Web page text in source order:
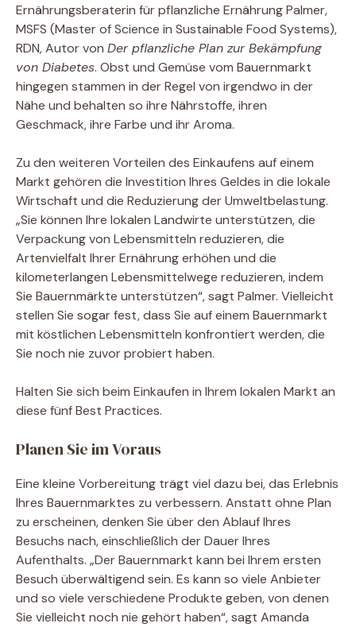
Ernährungsberaterin für pflanzliche Ernährung Palmer,
MSFS (Master of Science in Sustainable Food Systems),
RDN, Autor von Der pflanzliche Plan zur Bekämpfung
von Diabetes. Obst und Gemüse vom Bauernmarkt
hingegen stammen in der Regel von irgendwo in der
Nähe und behalten so ihre Nährstoffe, ihren
Geschmack, ihre Farbe und ihr Aroma.
Zu den weiteren Vorteilen des Einkaufens auf einem
Markt gehören die Investition Ihres Geldes in die lokale
Wirtschaft und die Reduzierung der Umweltbelastung.
„Sie können Ihre lokalen Landwirte unterstützen, die
Verpackung von Lebensmitteln reduzieren, die
Artenvielfalt Ihrer Ernährung erhöhen und die
kilometerlangen Lebensmittelwege reduzieren, indem
Sie Bauernmärkte unterstützen“, sagt Palmer. Vielleicht
stellen Sie sogar fest, dass Sie auf einem Bauernmarkt
mit köstlichen Lebensmitteln konfrontiert werden, die
Sie noch nie zuvor probiert haben.
Halten Sie sich beim Einkaufen in Ihrem lokalen Markt an
diese fünf Best Practices.
Planen Sie im Voraus
Eine kleine Vorbereitung trägt viel dazu bei, das Erlebnis
Ihres Bauernmarktes zu verbessern. Anstatt ohne Plan
zu erscheinen, denken Sie über den Ablauf Ihres
Besuchs nach, einschließlich der Dauer Ihres
Aufenthalts. „Der Bauernmarkt kann bei Ihrem ersten
Besuch überwältigend sein. Es kann so viele Anbieter
und so viele verschiedene Produkte geben, von denen
Sie vielleicht noch nie gehört haben“, sagt Amanda